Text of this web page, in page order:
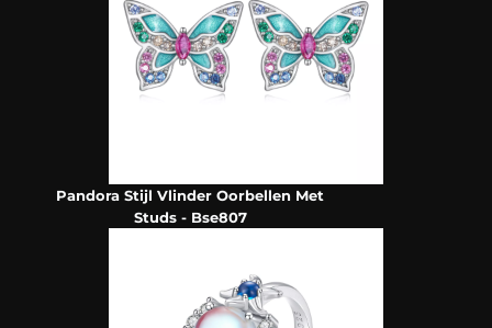
Pandora Stijl Vlinder Oorbellen Met
Studs - Bse807